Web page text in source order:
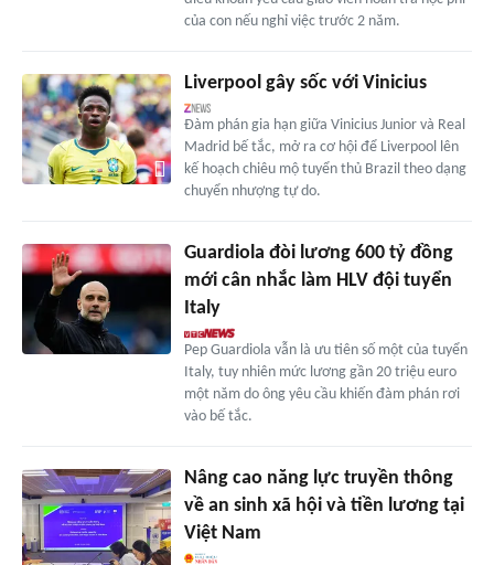
của con nếu nghỉ việc trước 2 năm.
Liverpool gây sốc với Vinicius
Đàm phán gia hạn giữa Vinicius Junior và Real
Madrid bế tắc, mở ra cơ hội để Liverpool lên
kế hoạch chiêu mộ tuyển thủ Brazil theo dạng
chuyển nhượng tự do.
Guardiola đòi lương 600 tỷ đồng
mới cân nhắc làm HLV đội tuyển
Italy
Pep Guardiola vẫn là ưu tiên số một của tuyển
Italy, tuy nhiên mức lương gần 20 triệu euro
một năm do ông yêu cầu khiến đàm phán rơi
vào bế tắc.
Nâng cao năng lực truyền thông
về an sinh xã hội và tiền lương tại
Việt Nam